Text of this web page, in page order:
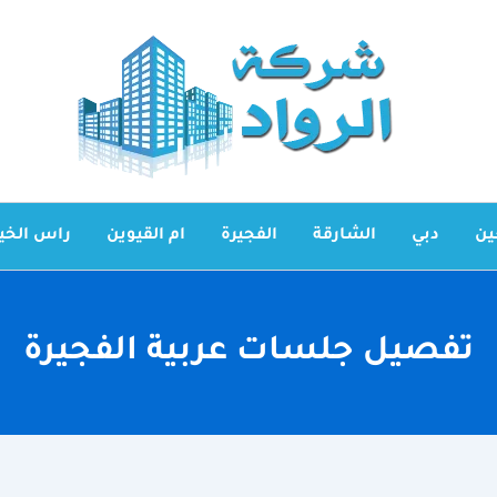
دبي الشارقة الفجيرة ام القيوين راس
تفصيل جلسات عربية الفجيرة